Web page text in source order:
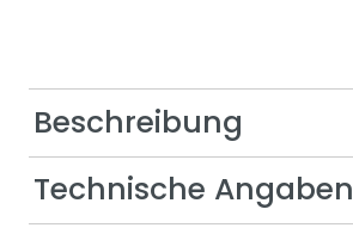
Beschreibung
Technische Angaben